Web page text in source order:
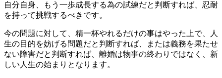
自分自身、もう一歩成長する為の試練だと判断すれば、忍耐
を持って挑戦するべきです。
今の問題に対して、精一杯やれるだけの事はやった上で、人
生の目的を妨げる問題だと判断すれば、または義務を果たせ
ない障害だと判断すれば、離婚は物事の終わりではなく、新
しい人生の始まりとなります。